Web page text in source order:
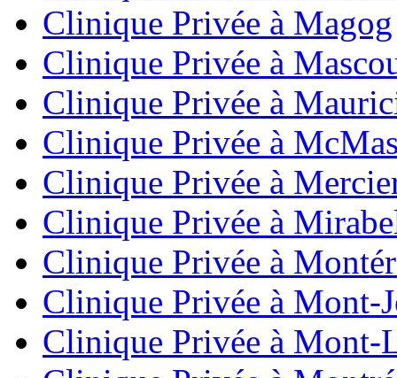
Clinique Privée à Magog
Clinique Privée à
Clinique Privée à
Clinique Privée à
Clinique Privée à
Clinique Privée à
Clinique Privée à
Clinique Privée à Mont-
Clinique Privée à Mont-